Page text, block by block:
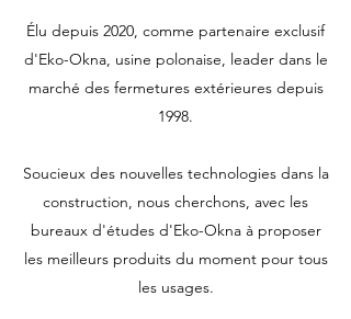
Élu depuis 2020, comme partenaire exclusif
d'Eko-Okna, usine polonaise, leader dans le
marché des fermetures extérieures depuis
1998.
Soucieux des nouvelles technologies dans la
construction, nous cherchons, avec les
bureaux d'études d'Eko-Okna à proposer
les meilleurs produits du moment pour tous
les usages.